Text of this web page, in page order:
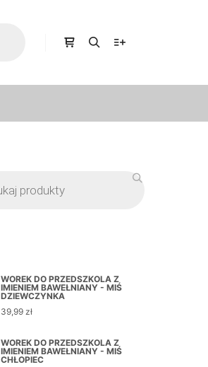
WOREK DO PRZEDSZKOLA Z
IMIENIEM BAWEŁNIANY - MIŚ
DZIEWCZYNKA
39,99 zł
WOREK DO PRZEDSZKOLA Z
IMIENIEM BAWEŁNIANY - MIŚ
CHŁOPIEC